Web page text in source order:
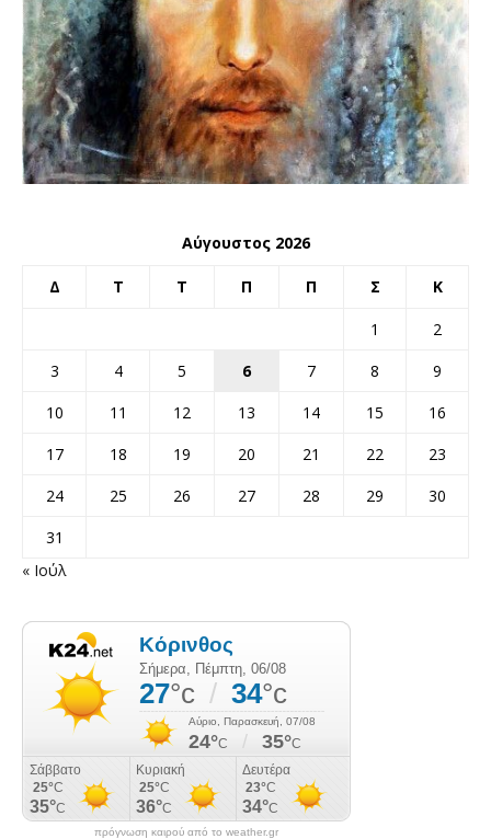
Αύγουστος 2026
Δ Τ Τ Π Π Σ Κ
1
2
3
4 5 6 7 8
9
10
11 12 13 14 15
16
17
18 19 20 21 22
23
24
25 26 27 28 29
30
31
« Ιούλ
πρόγνωση καιρού από το weather.gr